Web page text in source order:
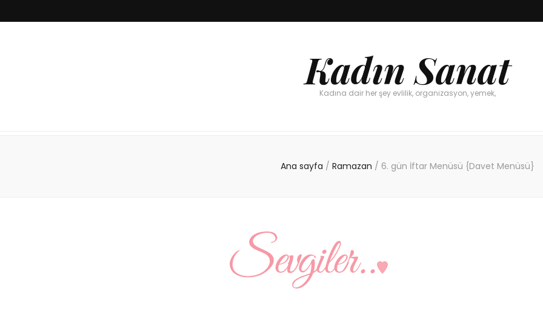
Kadın Sanat
Kadına dair her şey evlilik, organizasyon, yemek,
Ana sayfa / Ramazan / 6. gün İftar Menüsü {Davet Menüsü}